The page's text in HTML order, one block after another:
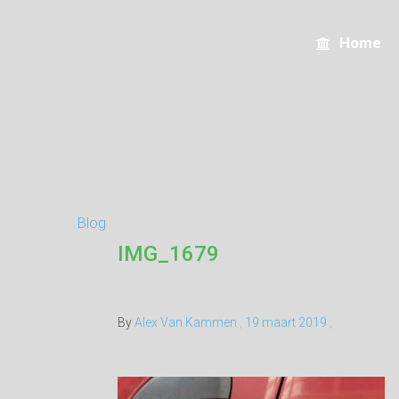
Home
Blog
IMG_1679
ByAlex Van Kammen 19 maart 2019